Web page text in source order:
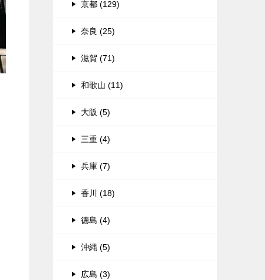
京都 (129)
奈良 (25)
滋賀 (71)
和歌山 (11)
大阪 (5)
三重 (4)
兵庫 (7)
香川 (18)
徳島 (4)
沖縄 (5)
広島 (3)